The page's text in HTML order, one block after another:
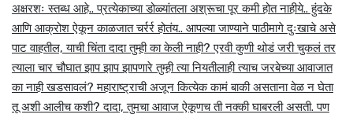
अक्षरशः स्तब्ध आहे.. प्रत्येकाच्या डोळ्यांतला अश्रूचा पूर कमी होत नाहीये.. हुंदके
आणि आक्रोश ऐकून काळजात चर्रर्र होतंय.. आपल्या जाण्याने पाठीमागे दुःखाचे असे
पाट वाहतील, याची चिंता दादा तुम्ही का केली नाही? एरवी कुणी थोडं जरी चुकलं तर
त्याला चार चौघात झाप झाप झापणारे तुम्ही त्या नियतीलाही त्याच जरबेच्या आवाजात
का नाही खडसावलं? महाराष्ट्राची अजून कित्येक कामं बाकी असताना वेळ न घेता
तू अशी आलीच कशी? दादा, तुमचा आवाज ऐकूणच ती नक्की घाबरली असती. पण